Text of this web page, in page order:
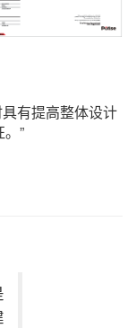
有提高整体设计
”